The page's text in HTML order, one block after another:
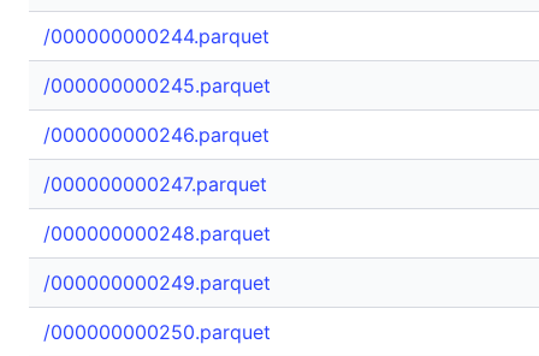
/000000000244.parquet
/000000000245.parquet
/000000000246.parquet
/000000000247.parquet
/000000000248.parquet
/000000000249.parquet
/000000000250.parquet